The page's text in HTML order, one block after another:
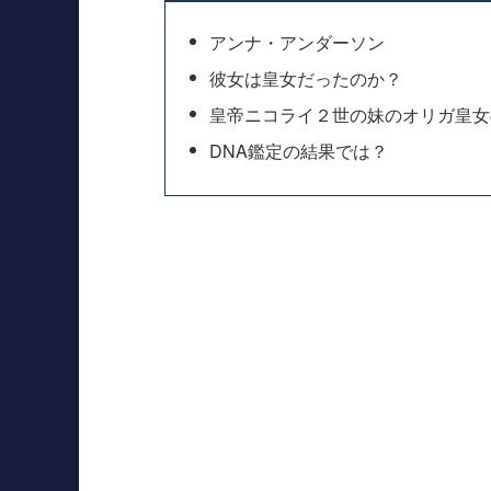
アンナ・アンダーソン
彼女は皇女だったのか？
皇帝ニコライ２世の妹のオリガ皇
DNA鑑定の結果では？